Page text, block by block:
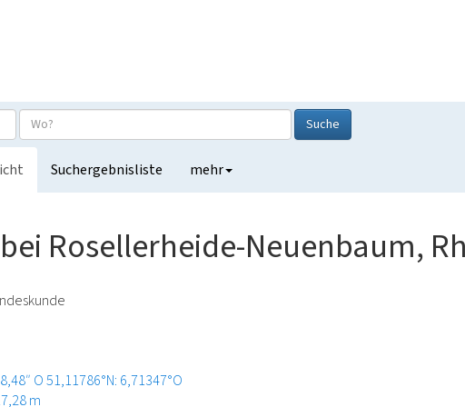
Suche
Suchergebnisliste mehr
Rosellerheide-Neuenbaum,
O51,11786°N: 6,71347°O
m